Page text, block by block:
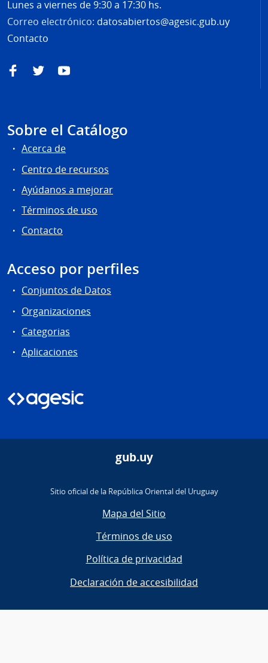
Lunes a viernes de 9:30 a 17:30 hs.
Correo electrónico: datosabiertos@agesic.gub.uy
Contacto
FacebookTwitterYouTube
Sobre el Catálogo
Acerca de
Centro de recursos
Ayúdanos a mejorar
Términos de uso
Contacto
Acceso por perfiles
Conjuntos de Datos
Organizaciones
Categorias
Aplicaciones
gub.uy
Sitio oficial de la República Oriental del Uruguay
Mapa del Sitio
Términos de uso
Política de privacidad
Declaración de accesibilidad